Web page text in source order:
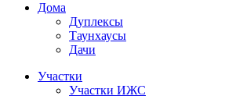
Дома
Дуплексы
Таунхаусы
Дачи
Участки
Участки ИЖС